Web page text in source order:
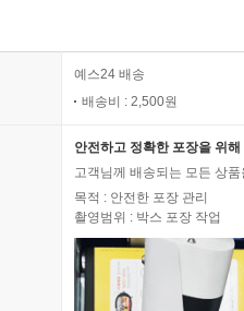
예스24 배송
배송비 : 2,500원
안전하고 정확한 포장을 위
고객님께 배송되는 모든 상
목적 : 안전한 포장 관리
촬영범위 : 박스 포장 작업